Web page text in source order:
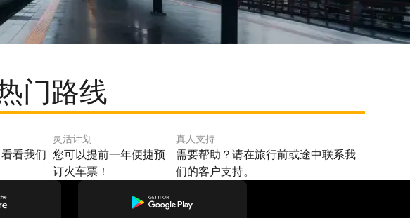
门路线
看看我们
灵活计划
您可以提前一年便捷预
订火车票！
真人支持
需要帮助？请在旅行前或途中联系我
们的客户支持。